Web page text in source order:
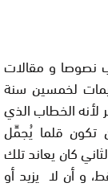
نصوصا و مقالات
لخمسين سنة
لأنه الخطاب الذي
تكون قلما يُجمِّل
كان يعاند تلك
و أن لا يزيد أو